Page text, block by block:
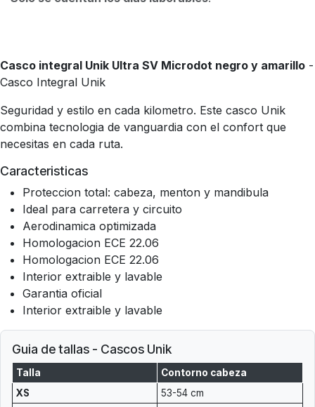
Casco integral Unik Ultra SV Microdot negro y amarillo -
Casco Integral Unik
Seguridad y estilo en cada kilometro. Este casco Unik
combina tecnologia de vanguardia con el confort que
necesitas en cada ruta.
Caracteristicas
Proteccion total: cabeza, menton y mandibula
Ideal para carretera y circuito
Aerodinamica optimizada
Homologacion ECE 22.06
Homologacion ECE 22.06
Interior extraible y lavable
Garantia oficial
Interior extraible y lavable
Guia de tallas - Cascos Unik
Talla
Contorno cabeza
XS
53-54 cm